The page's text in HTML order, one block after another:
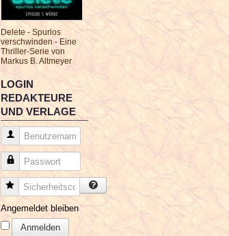
Delete - Spurlos
verschwinden - Eine
Thriller-Serie von
Markus B. Altmeyer
LOGIN
REDAKTEURE
UND VERLAGE
Benutzername
Passwort
Sicherheitscode
Angemeldet bleiben
Anmelden